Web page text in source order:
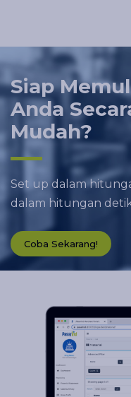
Siap
Anda
Mudah?
Set up dalam
dalam hitungan
Coba Sekarang!